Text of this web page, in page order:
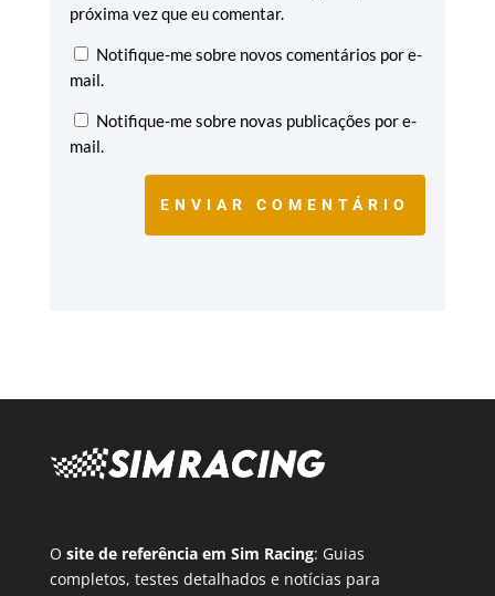
próxima vez que eu comentar.
Notifique-me sobre novos comentários por e-
mail.
Notifique-me sobre novas publicações por e-
mail.
ENVIAR COMENTÁRIO
O site de referência em Sim Racing: Guias
completos, testes detalhados e notícias para